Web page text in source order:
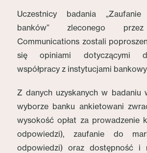
Uczestnicy badania
banków” zleconego
Communications zostali
się opiniami dotyczącymi
współpracy z instytucjami
Z danych uzyskanych w badaniu
wyborze banku ankietowani
wysokość opłat za prowadzenie
odpowiedzi), zaufanie do
odpowiedzi) oraz dostępność i